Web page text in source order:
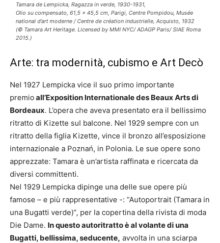
Tamara de Lempicka, Ragazza in verde, 1930-1931,
Olio su compensato, 61,5 x 45,5 cm, Parigi, Centre Pompidou, Musée
national d’art moderne / Centre de création industrielle, Acquisto, 1932
(© Tamara Art Heritage. Licensed by MMI NYC/ ADAGP Paris/ SIAE Roma
2015.)
Arte: tra modernità, cubismo e Art Decò
Nel 1927 Lempicka vice il suo primo importante
premio all’Exposition Internationale des Beaux Arts di
Bordeaux. L’opera che aveva presentato era il bellissimo
ritratto di Kizette sul balcone. Nel 1929 sempre con un
ritratto della figlia Kizette, vince il bronzo all’esposizione
internazionale a Poznań, in Polonia. Le sue opere sono
apprezzate: Tamara è un’artista raffinata e ricercata da
diversi committenti.
Nel 1929 Lempicka dipinge una delle sue opere più
famose – e più rappresentative -: “Autoportrait (Tamara in
una Bugatti verde)”, per la copertina della rivista di moda
Die Dame. In questo autoritratto è al volante di una
Bugatti, bellissima, seducente, avvolta in una sciarpa